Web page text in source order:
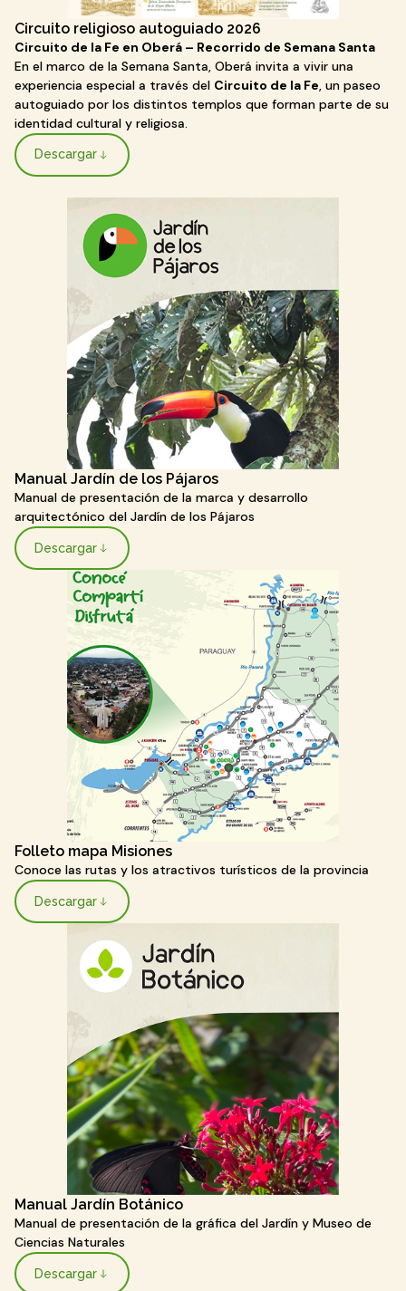
Circuito religioso autoguiado 2026
Circuito de la Fe en Oberá – Recorrido de Semana Santa
En el marco de la Semana Santa, Oberá invita a vivir una
experiencia especial a través del Circuito de la Fe, un paseo
autoguiado por los distintos templos que forman parte de su
identidad cultural y religiosa.
Descargar
Manual Jardín de los Pájaros
Manual de presentación de la marca y desarrollo
arquitectónico del Jardín de los Pájaros
Descargar
Folleto mapa Misiones
Conoce las rutas y los atractivos turísticos de la provincia
Descargar
Manual Jardín Botánico
Manual de presentación de la gráfica del Jardín y Museo de
Ciencias Naturales
Descargar